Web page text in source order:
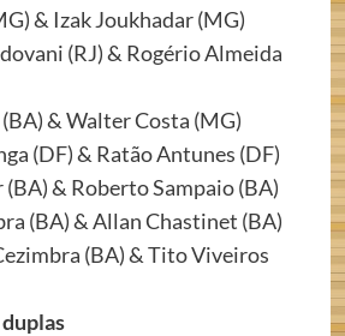
& Izak Joukhadar (MG)
(RJ) & Rogério Almeida
& Walter Costa (MG)
(DF) & Ratão Antunes (DF)
& Roberto Sampaio (BA)
(BA) & Allan Chastinet (BA)
(BA) & Tito Viveiros